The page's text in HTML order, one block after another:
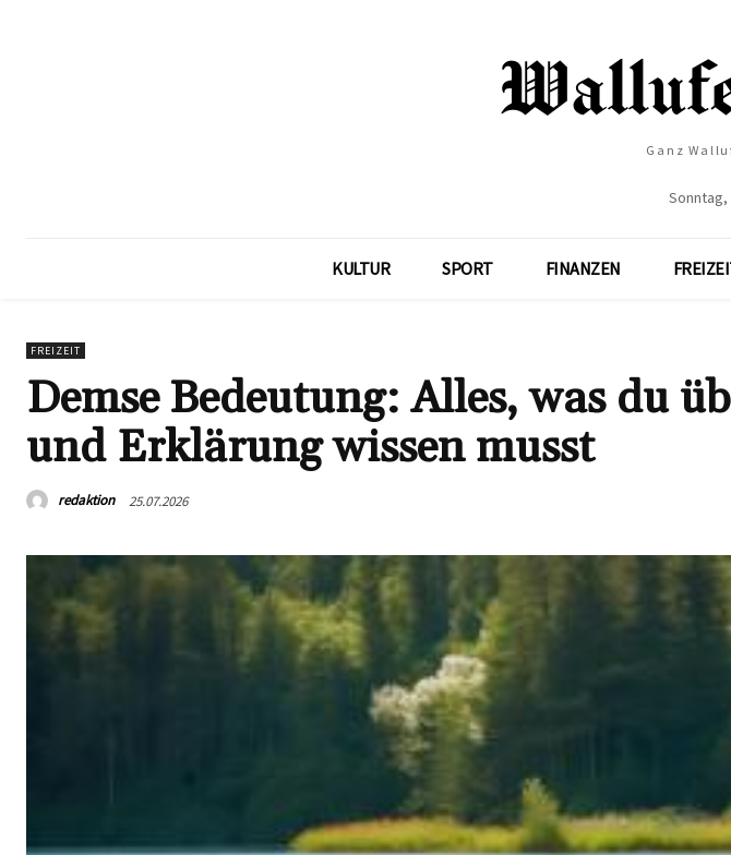
Ganz
Sonntag,
KULTUR SPORT FINANZEN
FREIZEIT
Demse Bedeutung: Alles, was du
und Erklärung wissen musst
redaktion 25.07.2026